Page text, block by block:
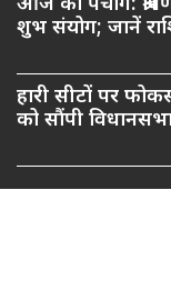
शुभ संयोग; जानें
हारी सीटों पर
को सौंपी